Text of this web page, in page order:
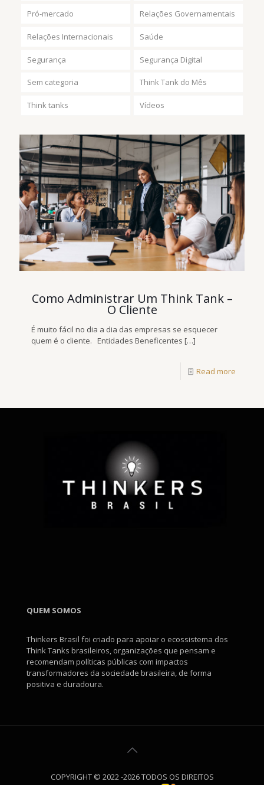
Pró-mercado Relações Governamentais
Relações Internacionais Saúde
Segurança Segurança Digital
Sem categoria Think Tank do Mês
Think tanks Vídeos
Como Administrar Um Think Tank –
O Cliente
É muito fácil no dia a dia das empresas se esquecer
quem é o cliente. Entidades Beneficentes […]
Read more
QUEM SOMOS
Thinkers Brasil foi criado para apoiar o ecossistema dos
Think Tanks brasileiros, organizações que pensam e
recomendam políticas públicas com impactos
transformadores da sociedade brasileira, de forma
positiva e duradoura.
COPYRIGHT © 2022 -2026 TODOS OS DIREITOS